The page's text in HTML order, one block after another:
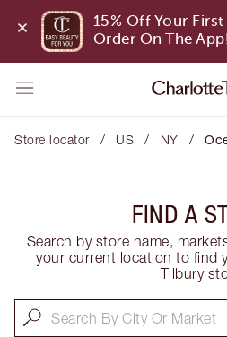
15% Off Your First
Order On The
Store locator / US / NY /
FIND A
Search by store name,
your current location to find
Tilbury